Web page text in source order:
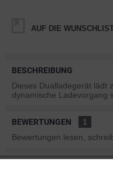
AUF DIE
BESCHREIBUNG
Dieses Dualladegerät lädt
dynamische Ladevorgang
BEWERTUNGEN
1
Bewertungen lesen,